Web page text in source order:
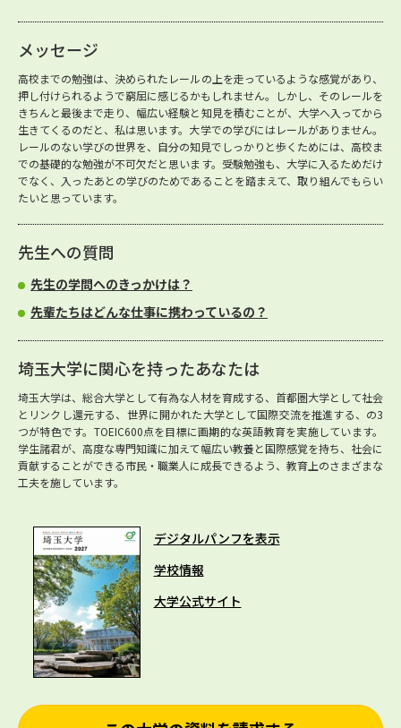
メッセージ
高校までの勉強は、決められたレールの上を走っているような感覚があり、
押し付けられるようで窮屈に感じるかもしれません。しかし、そのレールを
きちんと最後まで走り、幅広い経験と知見を積むことが、大学へ入ってから
生きてくるのだと、私は思います。大学での学びにはレールがありません。
レールのない学びの世界を、自分の知見でしっかりと歩くためには、高校ま
での基礎的な勉強が不可欠だと思います。受験勉強も、大学に入るためだけ
でなく、入ったあとの学びのためであることを踏まえて、取り組んでもらい
たいと思っています。
先生への質問
先生の学問へのきっかけは？
先輩たちはどんな仕事に携わっているの？
埼玉大学に関心を持ったあなたは
埼玉大学は、総合大学として有為な人材を育成する、首都圏大学として社会
とリンクし還元する、世界に開かれた大学として国際交流を推進する、の3
つが特色です。TOEIC600点を目標に画期的な英語教育を実施しています。
学生諸君が、高度な専門知識に加えて幅広い教養と国際感覚を持ち、社会に
貢献することができる市民・職業人に成長できるよう、教育上のさまざまな
工夫を施しています。
デジタルパンフを表示
学校情報
大学公式サイト